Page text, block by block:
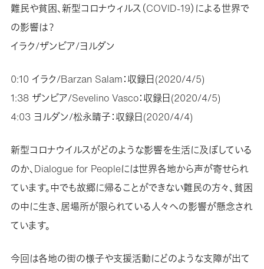
難民や貧困、新型コロナウィルス（COVID-19）による世界で
の影響は？
イラク/ザンビア/ヨルダン
0:10 イラク/Barzan Salam：収録日(2020/4/5)
1:38 ザンビア/Sevelino Vasco：収録日(2020/4/5)
4:03 ヨルダン/松永晴子：収録日(2020/4/4)
新型コロナウイルスがどのような影響を生活に及ぼしている
のか、Dialogue for Peopleには世界各地から声が寄せられ
ています。中でも故郷に帰ることができない難民の方々、貧困
の中に生き、居場所が限られている人々への影響が懸念され
ています。
今回は各地の街の様子や支援活動にどのような支障が出て